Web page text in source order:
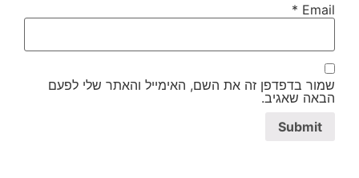
Email
*
שמור בדפדפן זה את השם, האימייל והאתר שלי לפעם
הבאה שאגיב.